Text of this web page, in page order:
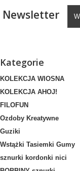
Newsletter
Kategorie
KOLEKCJA WIOSNA
KOLEKCJA AHOJ!
FILOFUN
Ozdoby Kreatywne
Guziki
Wstążki Tasiemki Gumy
sznurki kordonki nici